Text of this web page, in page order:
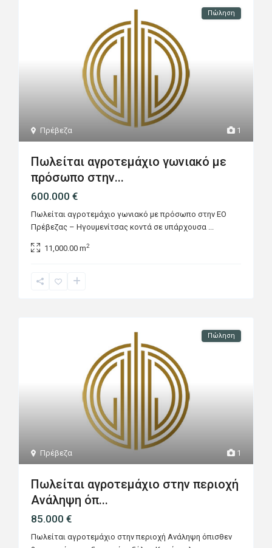
1
Πρέβεζα
Πώληση
Πωλείται αγροτεμάχιο γωνιακό με
πρόσωπο στην...
600.000 €
Πωλείται αγροτεμάχιο γωνιακό με πρόσωπο στην ΕΟ
Πρέβεζας – Ηγουμενίτσας κοντά σε υπάρχουσα ...
11,000.00 m2
1
Πρέβεζα
Πώληση
Πωλείται αγροτεμάχιο στην περιοχή
Ανάληψη όπ...
85.000 €
Πωλείται αγροτεμάχιο στην περιοχή Ανάληψη όπισθεν